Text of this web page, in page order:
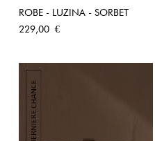
ROBE - LUZINA - SORBET
Prix
229,00 €